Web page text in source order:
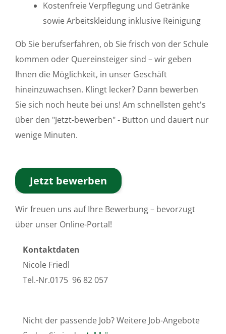
Kostenfreie Verpflegung und Getränke
sowie Arbeitskleidung inklusive Reinigung
Ob Sie berufserfahren, ob Sie frisch von der Schule
kommen oder Quereinsteiger sind – wir geben
Ihnen die Möglichkeit, in unser Geschäft
hineinzuwachsen. Klingt lecker? Dann bewerben
Sie sich noch heute bei uns! Am schnellsten geht's
über den "Jetzt-bewerben" - Button und dauert nur
wenige Minuten.
Jetzt bewerben
Wir freuen uns auf Ihre Bewerbung – bevorzugt
über unser Online-Portal!
Kontaktdaten
Nicole Friedl
Tel.-Nr.0175 96 82 057
Nicht der passende Job? Weitere Job-Angebote